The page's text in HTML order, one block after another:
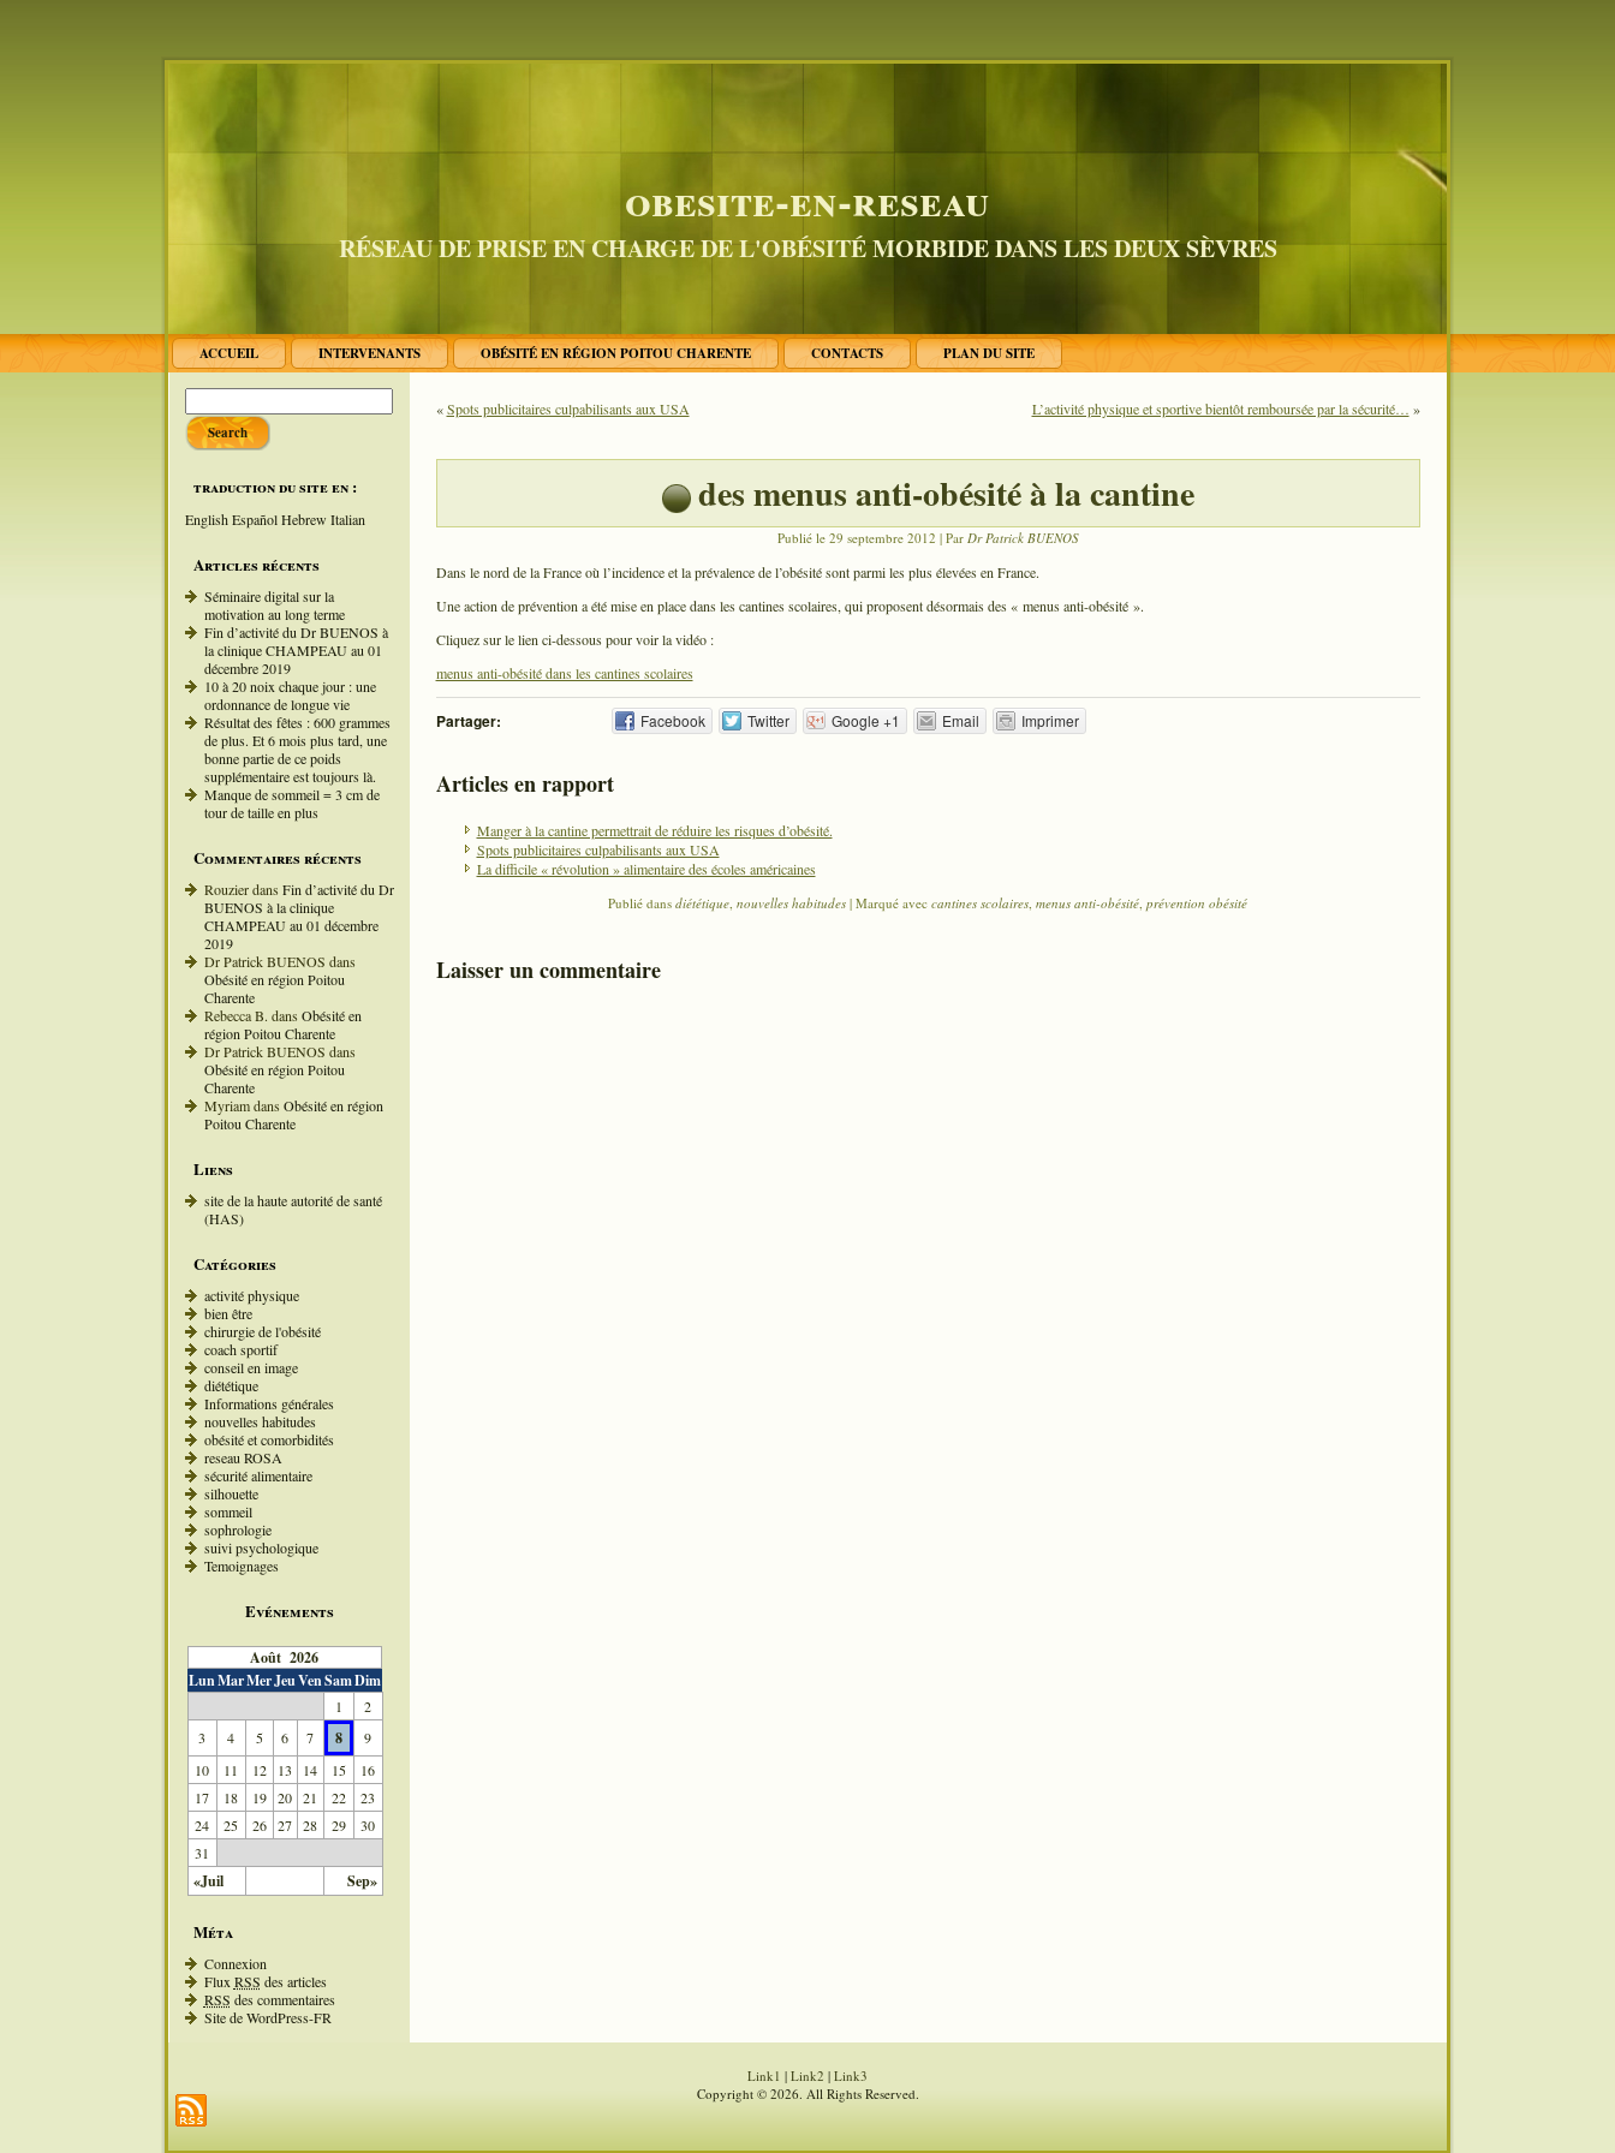
obesite-en-reseau
RÉSEAU DE PRISE EN CHARGE DE L'OBÉSITÉ MORBIDE DANS LES DEUX SÈVRES
ACCUEIL INTERVENANTS OBÉSITÉ EN RÉGION POITOU CHARENTE CONTACTS PLAN DU SITE
traduction du site en :
English Español Hebrew Italian
Articles récents
Séminaire digital sur la
motivation au long terme
Fin d’activité du Dr BUENOS à
la clinique CHAMPEAU au 01
décembre 2019
10 à 20 noix chaque jour : une
ordonnance de longue vie
Résultat des fêtes : 600 grammes
de plus. Et 6 mois plus tard, une
bonne partie de ce poids
supplémentaire est toujours là.
Manque de sommeil = 3 cm de
tour de taille en plus
Commentaires récents
Rouzierdans Fin d’activité du Dr
BUENOS à la clinique
CHAMPEAU au 01 décembre
2019
Dr Patrick BUENOS dans
Obésité en région Poitou
Charente
Rebecca B. dans Obésité en
région Poitou Charente
Dr Patrick BUENOS dans
Obésité en région Poitou
Charente
Myriamdans Obésité en région
Poitou Charente
Liens
site de la haute autorité de santé
(HAS)
Catégories
activité physique
bien être
chirurgie de l'obésité
coach sportif
conseil en image
diététique
Informations générales
nouvelles habitudes
obésité et comorbidités
reseau ROSA
sécurité alimentaire
silhouette
sommeil
sophrologie
suivi psychologique
Temoignages
Evénements
Août 2026
LunMarMerJeuVenSamDim
«Juil Sep»
1
2
3
4 5 6 7 8
9
10
11 12 13 14 15
16
17
18 19 20 21 22
23
24
25 26 27 28 29
30
31
Méta
Connexion
Flux RSS des articles
RSS des commentaires
Site de WordPress-FR
«Spots publicitaires culpabilisants aux USA L’activité physique et sportive bientôt remboursée par la sécurité… »
des menus anti-obésité à la cantine
Publié le 29 septembre 2012 | Par Dr Patrick BUENOS
Dans le nord de la France où l’incidence et la prévalence de l’obésité sont parmi les plus élevées en France.
Une action de prévention a été mise en place dans les cantines scolaires, qui proposent désormais des « menus anti-obésité ».
Cliquez sur le lien ci-dessous pour voir la vidéo :
menus anti-obésité dans les cantines scolaires
Partager: Facebook Twitter Google +1 Email Imprimer
Articles en rapport
Manger à la cantine permettrait de réduire les risques d’obésité.
Spots publicitaires culpabilisants aux USA
La difficile « révolution » alimentaire des écoles américaines
Publié dans diététique, nouvelles habitudes | Marqué avec cantines scolaires, menus anti-obésité, prévention obésité
Laisser un commentaire
Link1 | Link2 | Link3
Copyright © 2026. All Rights Reserved.